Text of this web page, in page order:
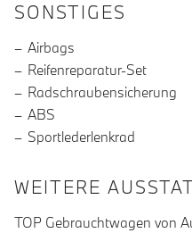
SONSTIGES
Airbags
Reifenreparatur-Set
Radschraubensicherung
ABS
Sportlederlenkrad
WEITERE
TOP Gebrauchtwagen von